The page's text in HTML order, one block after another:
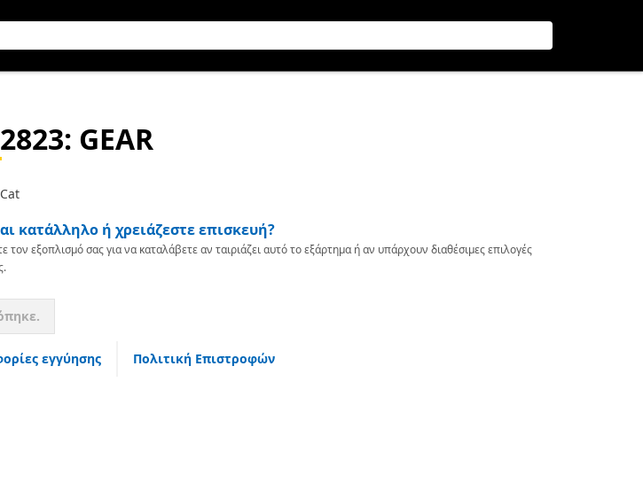
: GEAR
κατάλληλο ή χρειάζεστε επισκευή?
τον εξοπλισμό σας για να καταλάβετε αν ταιριάζει αυτό το εξάρτημα ή αν υπάρχουν διαθέσιμες επιλογές
εγγύησης Πολιτική Επιστροφών